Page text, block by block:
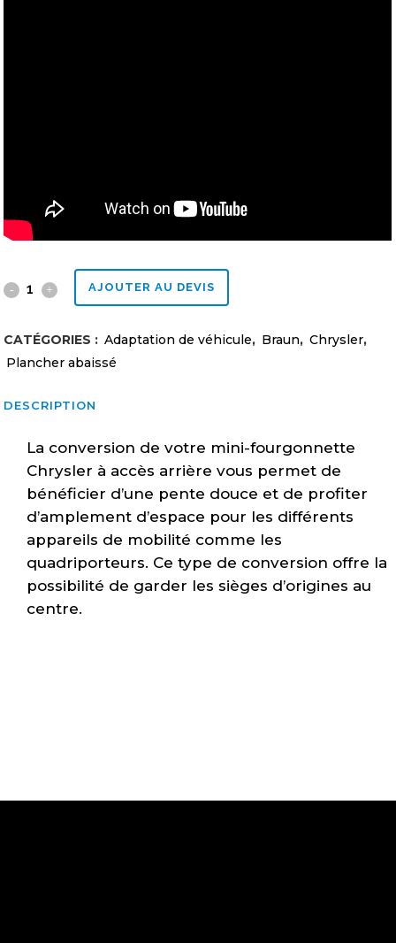
Plancher
arrière
manuelle
quantity
AJOUTER AU DEVIS
CATÉGORIES : Adaptation de véhicule, Braun, Chrysler,
Plancher abaissé
DESCRIPTION
La conversion de votre mini-fourgonnette
Chrysler à accès arrière vous permet de
bénéficier d’une pente douce et de profiter
d’amplement d’espace pour les différents
appareils de mobilité comme les
quadriporteurs. Ce type de conversion offre la
possibilité de garder les sièges d’origines au
centre.